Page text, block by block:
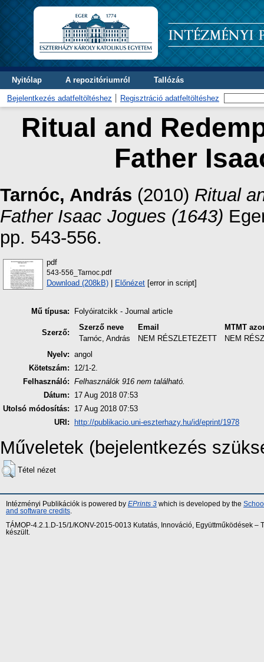
Nyitólap A repozitóriumról Tallózás
Bejelentkezés adatfeltöltéshez Regisztráció adatfeltöltéshez
Ritual and
Father
Tarnóc, András (2010) Ritual
Father Isaac Jogues (1643)
pp. 543-556.
pdf
543-556_Tarnoc.pdf
Download (208kB) | Előnézet [error in script]
Mű típusa: Folyóiratcikk - Journal article
Szerző:
Szerző neve Email
MTMT
Tarnóc, András
NEM RÉSZLETEZETT
NEM
Nyelv: angol
Kötetszám:
12/1-2.
Felhasználó: Felhasználók 916 nem található.
Dátum:
17 Aug 2018 07:53
Utolsó módosítás:
17 Aug 2018 07:53
URI:
http://publikacio.uni-eszterhazy.hu/id/eprint/1978
Műveletek (bejelentkezés
Tétel nézet
Intézményi Publikációk is powered by EPrints 3 which is developed by the
and software credits
TÁMOP-4.2.1.D-15/1/KONV-2015-0013 Kutatás, Innováció, Együttműködések
készült.